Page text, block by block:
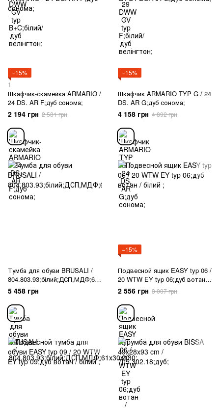
−15%
1
Шкафчик-скамейка ARMARIO /
24 DS. AR F;дуб сонома;
2 194 грн 2 581 грн
−15%
Шкафчик ARMARIO TYP G / 24
DS. AR G;дуб сонома;
4 158 грн 4 892 грн
Тумба для обуви BRUSALI /
804.803.93;білий;ДСП,МДФ;61х
30х130;
5 458 грн
−15%
Подвесной ящик EASY typ 06 /
20 WTW EY typ 06;дуб вотан /
білий ;
2 556 грн 3 007 грн